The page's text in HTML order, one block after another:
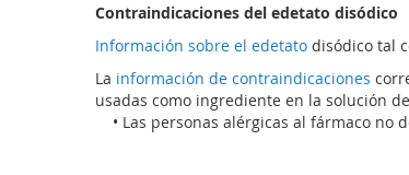
Contraindicaciones del edetato disódico
Información sobre el edetato disódico tal
La información de contraindicaciones
usadas como ingrediente en la solución
• Las personas alérgicas al fármaco no